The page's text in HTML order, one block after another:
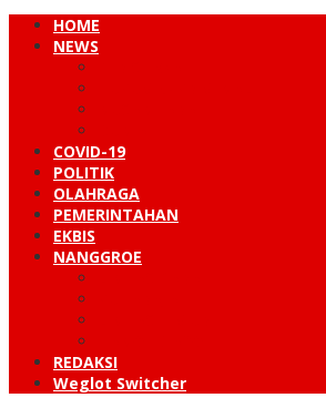
HOME
NEWS
COVID-19
POLITIK
OLAHRAGA
PEMERINTAHAN
EKBIS
NANGGROE
REDAKSI
Weglot Switcher